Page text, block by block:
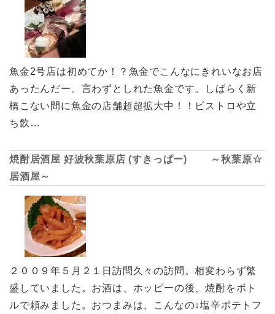
魚金2号店は初めてか！？魚金でこんなにきれいなお店
あったんだー。言わずとしれた魚金です。しばらく新
橋こない間に魚金の店舗超超拡大中！！ビストロや立
ち飲…
焼酎居酒屋 好波秋葉原店 (すきっぱー) ～秋葉原☆
居酒屋～
２００９年５月２１日訪問久々の訪問。相変わらず繁
盛していました。お酒は、ホッピーの後、焼酎をボト
ルで頼みました。おつまみは、こんなの↓塩辛ポテトフ